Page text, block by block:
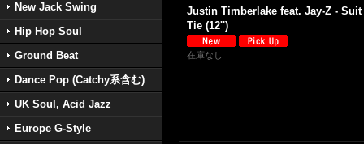
New Jack Swing
Hip Hop Soul
Ground Beat
Dance Pop (Catchy系含む)
UK Soul, Acid Jazz
Europe G-Style
Justin Timberlake feat. Jay-Z - Suit
Tie (12'')
在庫なし